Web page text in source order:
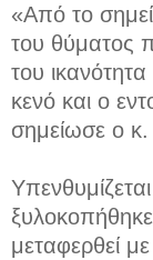
«Από το
του θύματος
του ικανότητα
κενό και ο
σημείωσε ο
ξυλοκοπήθηκε
μεταφερθεί